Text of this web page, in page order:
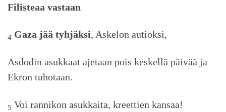
Filisteaa vastaan
4 Gaza jää tyhjäksi, Askelon autioksi,
Asdodin asukkaat ajetaan pois keskellä päivää ja
Ekron tuhotaan.
5 Voi rannikon asukkaita, kreettien kansaa!